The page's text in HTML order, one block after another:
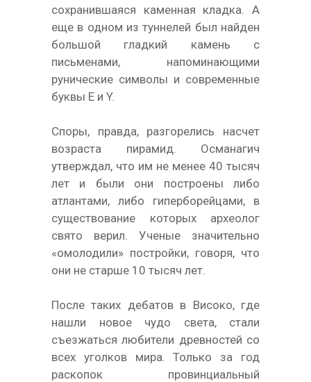
сохранившаяся каменная кладка. А
еще в одном из туннелей был найден
большой гладкий камень с
письменами, напоминающими
рунические символы и современные
буквы Е и Y.
Споры, правда, разгорелись насчет
возраста пирамид. Османагич
утверждал, что им не менее 40 тысяч
лет и были они построены либо
атлантами, либо гиперборейцами, в
существование которых археолог
свято верил. Ученые значительно
«омолодили» постройки, говоря, что
они не старше 10 тысяч лет.
После таких дебатов в Високо, где
нашли новое чудо света, стали
съезжаться любители древностей со
всех уголков мира. Только за год
раскопок провинциальный